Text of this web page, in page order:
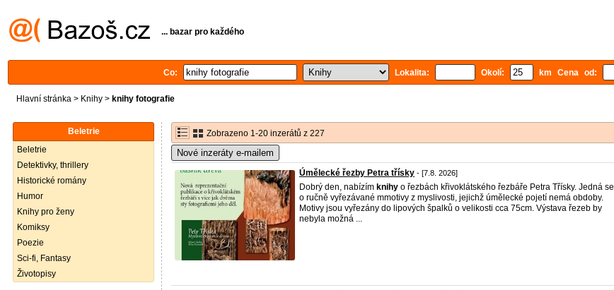
... bazar pro každého
Co: Lokalita: Okolí: km Cena od:
Hlavní stránka > Knihy > knihy fotografie
Beletrie
Beletrie
Detektivky, thrillery
Historické romány
Humor
Knihy pro ženy
Komiksy
Poezie
Sci-fi, Fantasy
Životopisy
Zobrazeno 1-20 inzerátů z 227
Nové inzeráty e-mailem
Úmělecké řezby Petra třísky - [7.8. 2026]
Dobrý den, nabízím knihy o řezbách křivoklátského řezbáře Petra Třísky. Jedná se
o ručně vyřezávané mmotivy z myslivosti, jejichž úmělecké pojetí nemá obdoby.
Motivy jsou vyřezány do lipových špalků o velikosti cca 75cm. Výstava řezeb by
nebyla možná ...